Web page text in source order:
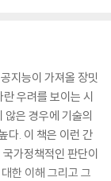
지능이 가져올 장밋
우려를 보이는 시
않은 경우에 기술의
다. 이 책은 이런 간
가정책적인 판단이
한 이해 그리고 그